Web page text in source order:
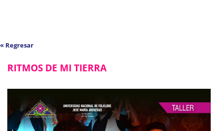
« Regresar
RITMOS DE MI TIERRA